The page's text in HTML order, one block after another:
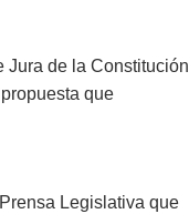
Jura de la Constitución
que
Legislativa que